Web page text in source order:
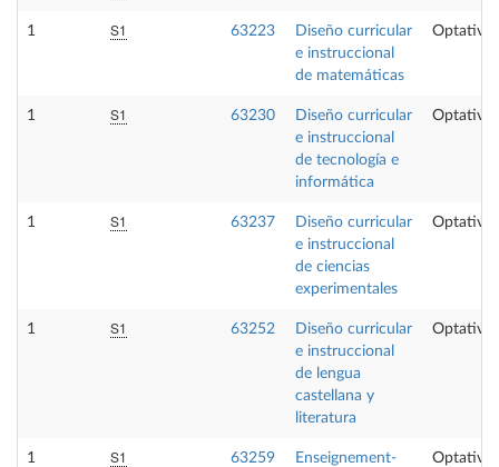
1 S1 63223
Diseño curricular
e instruccional
de matemáticas
Optativa
1 S1 63230
Diseño curricular
e instruccional
de tecnología e
informática
Optativa
1 S1 63237
Diseño curricular
e instruccional
de ciencias
experimentales
Optativa
1 S1 63252
Diseño curricular
e instruccional
de lengua
castellana y
literatura
Optativa
1 S1 63259
Enseignement-
Optativa